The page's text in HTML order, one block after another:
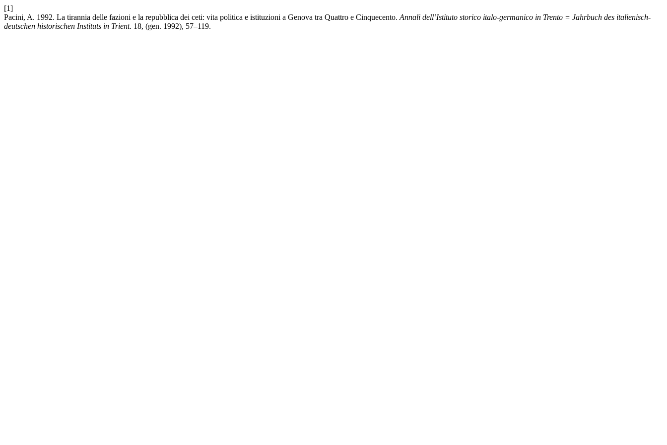
[1]
Pacini, A. 1992. La tirannia delle fazioni e la repubblica dei ceti: vita politica e istituzioni a Genova tra Quattro e Cinquecento. Annali dell’Istituto storico italo-germanico in Trento = Jahrbuch des italienisch-
deutschen historischen Instituts in Trient. 18, (gen. 1992), 57–119.